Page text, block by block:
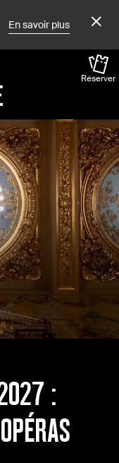
En savoir plus
Réserver
: